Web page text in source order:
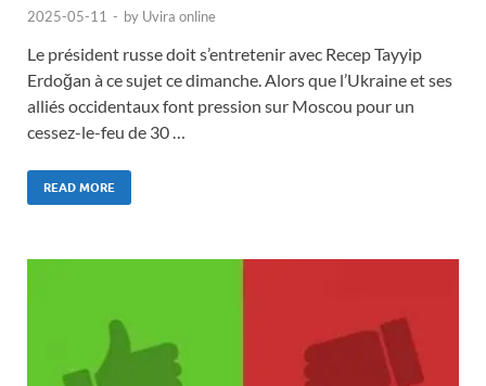
2025-05-11 - by Uvira online
Le président russe doit s’entretenir avec Recep Tayyip
Erdoğan à ce sujet ce dimanche. Alors que l’Ukraine et ses
alliés occidentaux font pression sur Moscou pour un
cessez-le-feu de 30 …
READ MORE